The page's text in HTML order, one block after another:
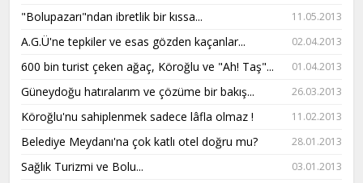
"Bolupazarı"ndan ibretlik bir kıssa... 11.05.2013
A.G.Ü'ne tepkiler ve esas gözden kaçanlar... 02.04.2013
600 bin turist çeken ağaç, Köroğlu ve "Ah! Taş"... 01.04.2013
Güneydoğu hatıralarım ve çözüme bir bakış... 26.03.2013
Köroğlu'nu sahiplenmek sadece lâfla olmaz ! 11.02.2013
Belediye Meydanı'na çok katlı otel doğru mu? 28.01.2013
Sağlık Turizmi ve Bolu... 03.01.2013